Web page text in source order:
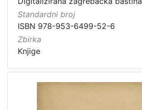
Standardni broj
ISBN 978-953-6499-52-6
Zbirka
Knjige